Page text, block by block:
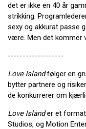
det er ikke en 40 år
strikking.
sexy og akkurat passe
være. Men det kommer
-------------------
Love Islandfølger en
bytter partnere og
de konkurrerer om
Love Islander et format
Studios, og Motion